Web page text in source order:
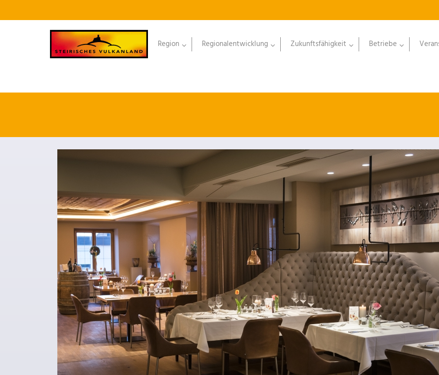
Region Regionalentwicklung Zukunftsfähigkeit Betriebe